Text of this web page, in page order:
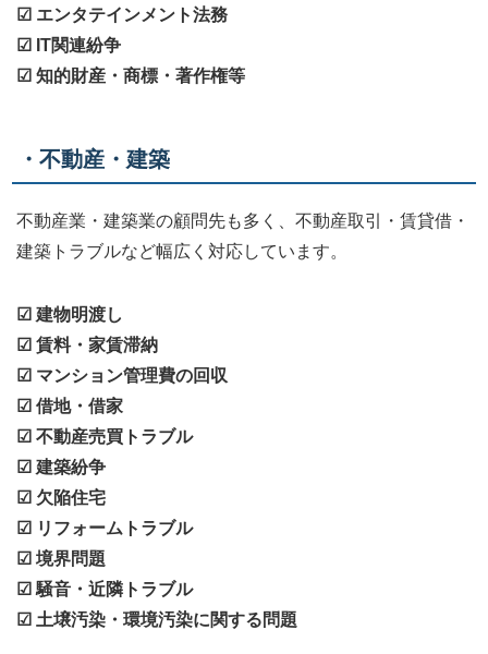
☑ エンタテインメント法務
☑ IT関連紛争
☑ 知的財産・商標・著作権等
・不動産・建築
不動産業・建築業の顧問先も多く、不動産取引・賃貸借・
建築トラブルなど幅広く対応しています。
☑ 建物明渡し
☑ 賃料・家賃滞納
☑ マンション管理費の回収
☑ 借地・借家
☑ 不動産売買トラブル
☑ 建築紛争
☑ 欠陥住宅
☑ リフォームトラブル
☑ 境界問題
☑ 騒音・近隣トラブル
☑ 土壌汚染・環境汚染に関する問題